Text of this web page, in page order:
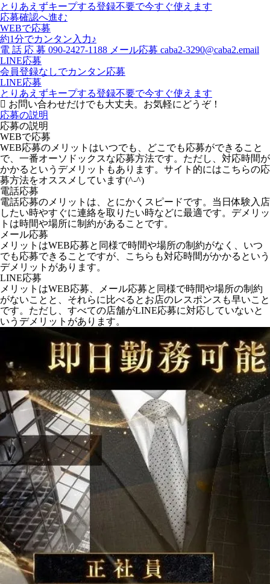
とりあえずキープする登録不要で今すぐ使えます
応募確認へ進む
WEBで応募
約1分でカンタン入力♪
電 話 応 募 090-2427-1188 メール応募 caba2-3290@caba2.email
LINE応募
会員登録なしでカンタン応募
LINE応募
とりあえずキープする登録不要で今すぐ使えます
お問い合わせだけでも大丈夫。お気軽にどうぞ！
応募の説明
応募の説明
WEBで応募
WEB応募のメリットはいつでも、どこでも応募ができること
で、一番オーソドックスな応募方法です。ただし、対応時間が
かかるというデメリットもあります。サイト的にはこちらの応
募方法をオススメしています(^-^)
電話応募
電話応募のメリットは、とにかくスピードです。当日体験入店
したい時やすぐに連絡を取りたい時などに最適です。デメリッ
トは時間や場所に制約があることです。
メール応募
メリットはWEB応募と同様で時間や場所の制約がなく、いつ
でも応募できることですが、こちらも対応時間がかかるという
デメリットがあります。
LINE応募
メリットはWEB応募、メール応募と同様で時間や場所の制約
がないことと、それらに比べるとお店のレスポンスも早いこと
です。ただし、すべての店舗がLINE応募に対応していないと
いうデメリットがあります。